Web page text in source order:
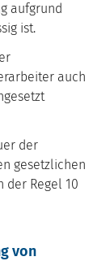
aufgrund
ist.
auch
der
gesetzlichen
der Regel 10
von